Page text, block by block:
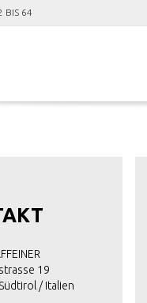
19
/ Italien
BIS 64